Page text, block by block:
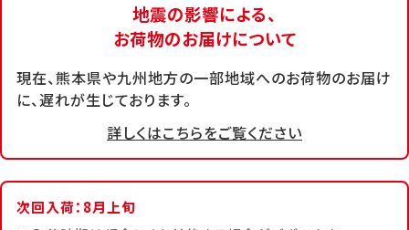
地震の影響による、
お荷物のお届けについて
現在、熊本県や九州地方の一部地域へのお荷物のお届け
に、遅れが生じております。
詳しくはこちらをご覧ください
次回入荷：8月上旬